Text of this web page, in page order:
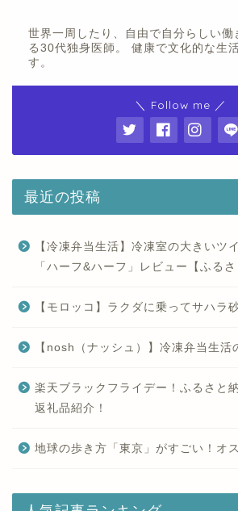
世界一周したり、自由で自分らしい働
る30代独身医師。 健康で文化的な生
す。
＼ Follow me ／
最近の投稿
【冷凍弁当生活】冷凍室の大きいツ
「ハーフ&ハーフ」レビュー【ふるさ
【モロッコ】ラクダに乗ってサハラ
【nosh（ナッシュ）】冷凍弁当生活
楽天ブラックフライデー！ふるさと
返礼品紹介！
地球の歩き方「東京」がすごい！オ